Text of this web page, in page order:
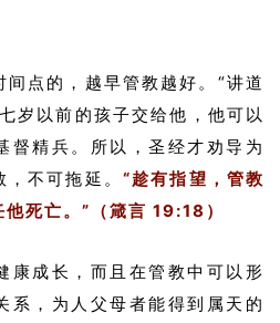
点的，越早管教越好。“讲道
岁以前的孩子交给他，他可以
督精兵。所以，圣经才劝导为
不可拖延。 “趁有指望，管教
死亡。”（箴言 19:18）
康成长，而且在管教中可以形
系，为人父母者能得到属天的